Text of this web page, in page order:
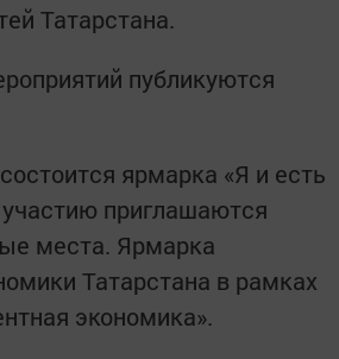
Татарстана.
публикуются
ярмарка «Я и есть
приглашаются
места. Ярмарка
Татарстана в рамках
экономика».